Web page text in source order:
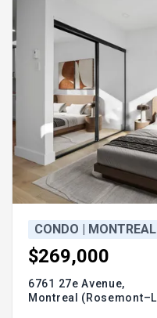
CONDO | MONTREAL
$269,000
6761 27e Avenue,
Montreal